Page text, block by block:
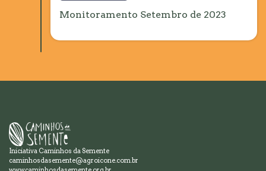
Monitoramento Setembro de 2023
Iniciativa Caminhos da Semente
caminhosdasemente@agroicone.com.br